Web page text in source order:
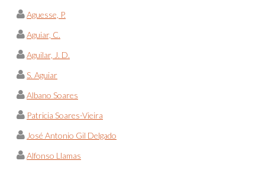
Aguesse, P.
Aguiar, C.
Aguilar, J. D.
S. Aguiar
Albano Soares
Patricia Soares-Vieira
José Antonio Gil Delgado
Alfonso Llamas